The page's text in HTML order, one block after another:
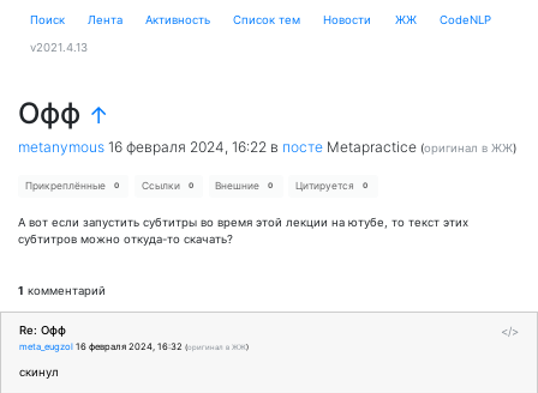
Поиск Лента Активность Cписок тем Новости ЖЖ CodeNLP
v2021.4.13
Офф ↑
metanymous 16 февраля 2024, 16:22 в посте Metapractice (оригинал в ЖЖ)
Прикреплённые 0 Ссылки 0 Внешние 0 Цитируется 0
А вот если запустить субтитры во время этой лекции на ютубе, то текст этих
субтитров можно откуда-то скачать?
1 комментарий
</>
Re: Офф
meta_eugzol 16 февраля 2024, 16:32 (оригинал в ЖЖ)
скинул